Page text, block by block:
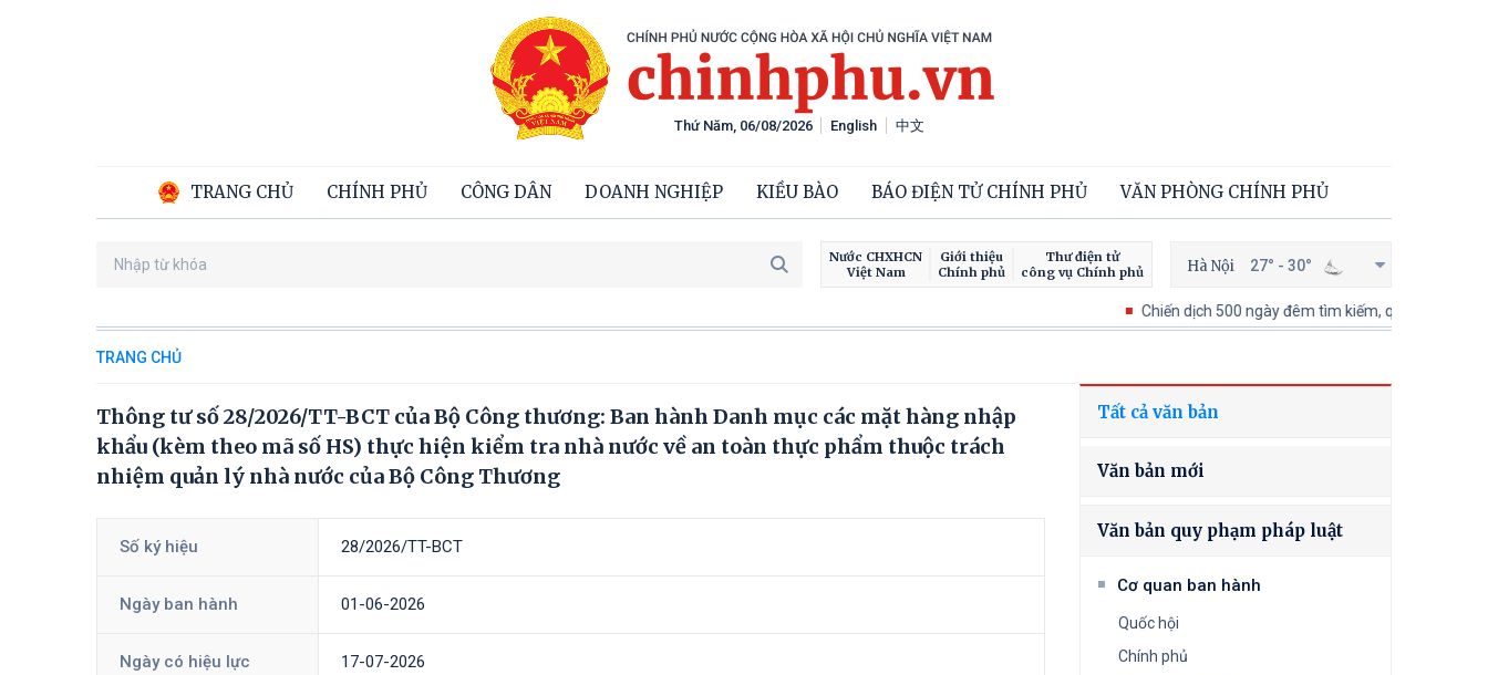
English 中文
TRANG CHỦ CHÍNH PHỦ CÔNG DÂN DOANH NGHIỆP KIỀU BÀO BÁO ĐIỆN TỬ CHÍNH PHỦ VĂN PHÒNG CHÍNH PHỦ
Thứ Năm, 06/08/2026
Nước CHXHCN
Việt Nam
Giới thiệu
Chính phủ
Thư điện tử
công vụ Chính phủ
Hà Nội 27° - 30°
Chiến dịch 500 ngày đêm tìm kiếm, quy tập và xác định
TRANG CHỦ
Thông tư số 28/2026/TT-BCT của Bộ Công thương: Ban hành Danh mục các mặt hàng nhập
khẩu (kèm theo mã số HS) thực hiện kiểm tra nhà nước về an toàn thực phẩm thuộc trách
nhiệm quản lý nhà nước của Bộ Công Thương
Số ký hiệu 28/2026/TT-BCT
Ngày ban hành 01-06-2026
Ngày có hiệu lực 17-07-2026
Tất cả văn bản
Văn bản mới
Văn bản quy phạm pháp luật
Cơ quan ban hành
Quốc hội
Chính phủ